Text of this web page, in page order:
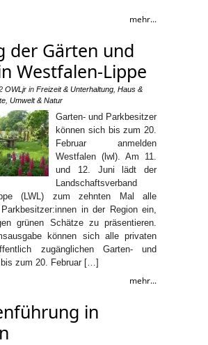
mehr...
der Gärten und
Westfalen-Lippe
OWLjr in Freizeit & Unterhaltung Haus &
Umwelt & Natur
Garten- und Parkbesitzer
können sich bis zum 20.
Februar anmelden
Westfalen (lwl). Am 11.
und 12. Juni lädt der
Landschaftsverband
(LWL) zum zehnten Mal alle
in der Region ein,
grünen Schätze zu präsentieren.
können sich alle privaten
zugänglichen Garten- und
bis zum 20. Februar […]
mehr...
in